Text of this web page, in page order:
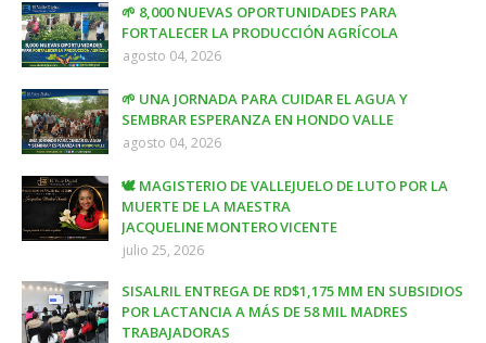
🌱 8,000 NUEVAS OPORTUNIDADES PARA
FORTALECER LA PRODUCCIÓN AGRÍCOLA
agosto 04, 2026
🌱 UNA JORNADA PARA CUIDAR EL AGUA Y
SEMBRAR ESPERANZA EN HONDO VALLE
agosto 04, 2026
🕊️ MAGISTERIO DE VALLEJUELO DE LUTO POR LA
MUERTE DE LA MAESTRA
JACQUELINE MONTERO VICENTE
julio 25, 2026
SISALRIL ENTREGA DE RD$1,175 MM EN SUBSIDIOS
POR LACTANCIA A MÁS DE 58 MIL MADRES
TRABAJADORAS